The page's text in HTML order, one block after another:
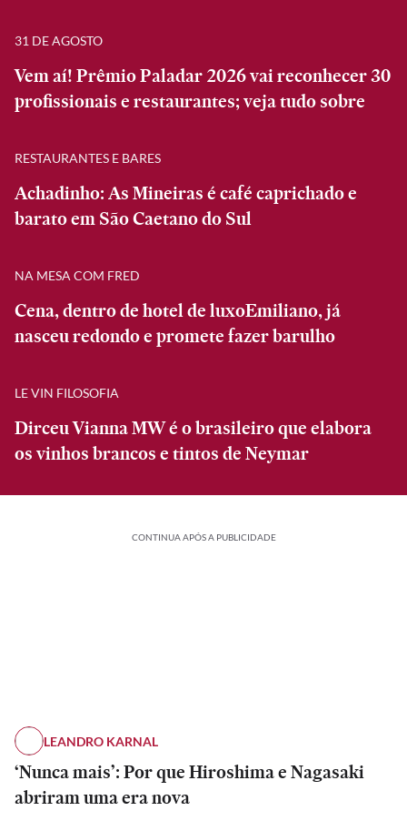
31 DE AGOSTO
Vem aí! Prêmio Paladar 2026 vai reconhecer 30
profissionais e restaurantes; veja tudo sobre
RESTAURANTES E BARES
Achadinho: As Mineiras é café caprichado e
barato em São Caetano do Sul
NA MESA COM FRED
Cena, dentro de hotel de luxoEmiliano, já
nasceu redondo e promete fazer barulho
LE VIN FILOSOFIA
Dirceu Vianna MW é o brasileiro que elabora
os vinhos brancos e tintos de Neymar
CONTINUA APÓS A PUBLICIDADE
LEANDRO KARNAL
‘Nunca mais’: Por que Hiroshima e Nagasaki
abriram uma era nova